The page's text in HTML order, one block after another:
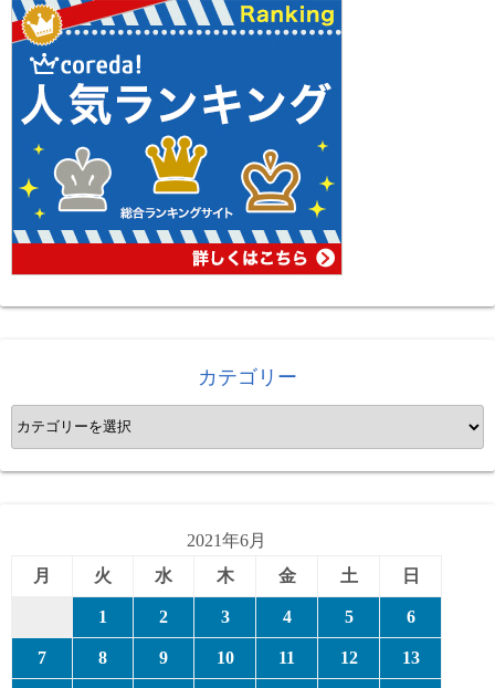
カテゴリー
カ
テ
ゴ
2021年6月
月
火 水 木 金 土 日
1 2 3 4 5 6
7 8 9 10 11 12 13